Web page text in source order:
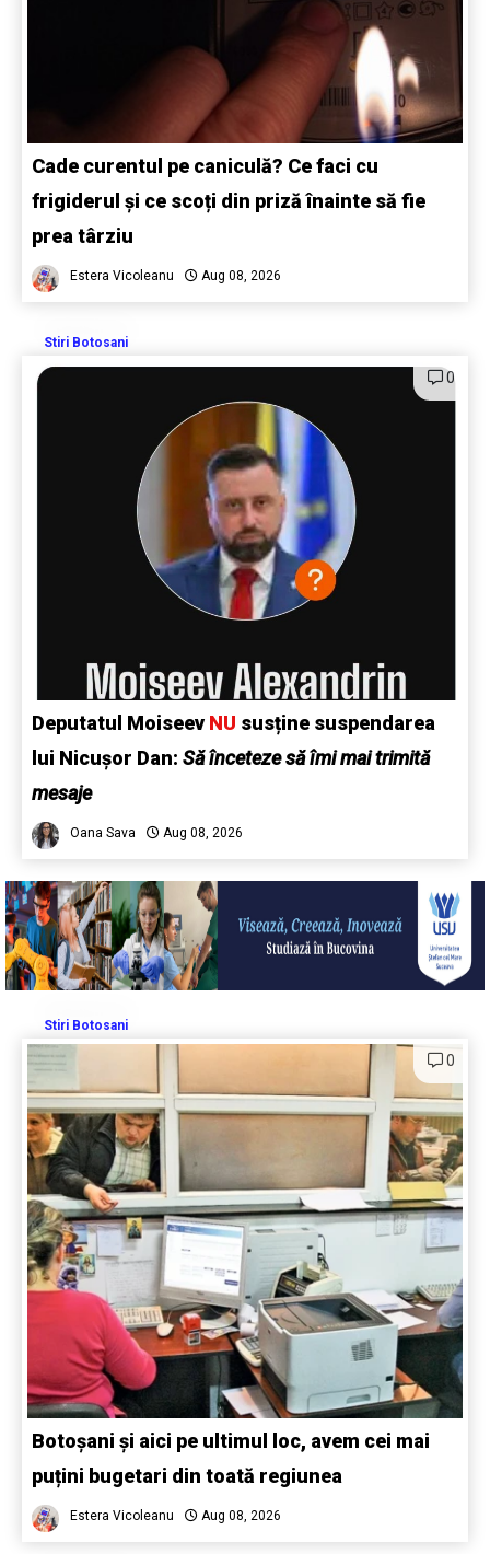
Cade curentul pe caniculă? Ce faci cu
frigiderul și ce scoți din priză înainte să fie
prea târziu
Estera Vicoleanu Aug 08, 2026
Stiri Botosani
0
Deputatul Moiseev NU susține suspendarea
lui Nicușor Dan: Să înceteze să îmi mai trimită
mesaje
Oana Sava Aug 08, 2026
Stiri Botosani
0
Botoșani și aici pe ultimul loc, avem cei mai
puțini bugetari din toată regiunea
Estera Vicoleanu Aug 08, 2026